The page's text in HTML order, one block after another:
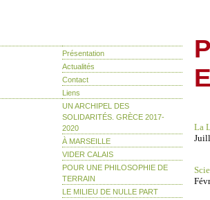
Présentation
Actualités
Contact
Liens
UN ARCHIPEL DES
SOLIDARITÉS. GRÈCE 2017-
2020
À MARSEILLE
VIDER CALAIS
POUR UNE PHILOSOPHIE DE
TERRAIN
LE MILIEU DE NULLE PART
La